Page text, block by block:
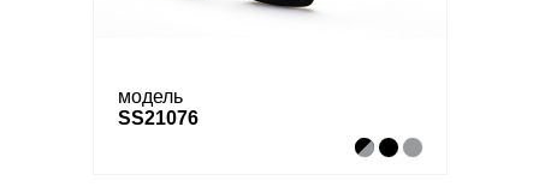
модель
SS21076